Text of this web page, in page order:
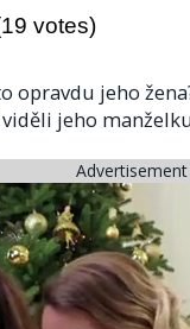
votes)
opravdu jeho
jeho
Advertisement